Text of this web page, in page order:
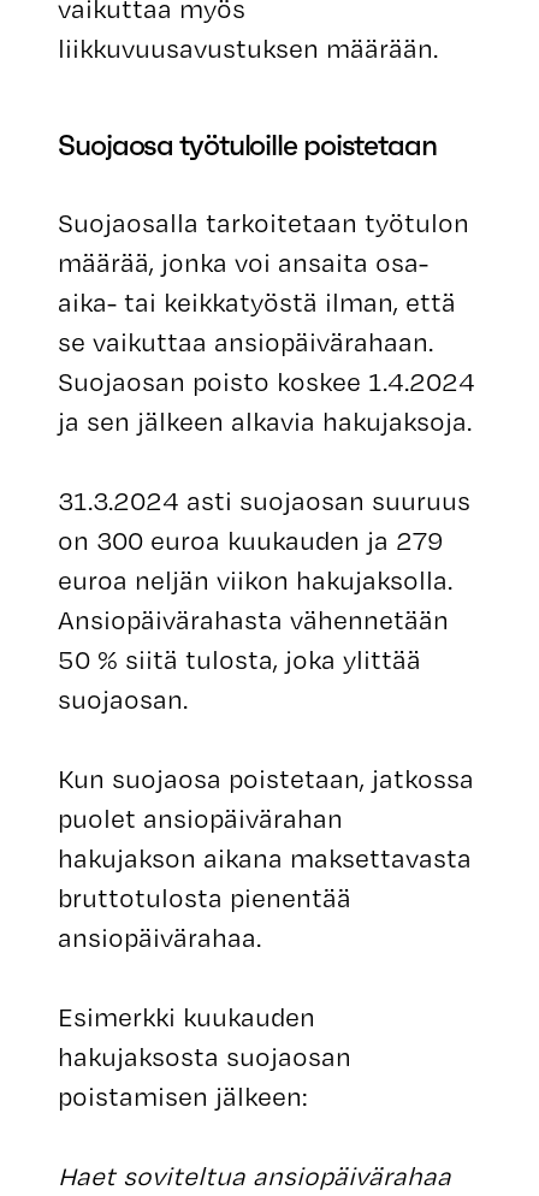
vaikuttaa myös
liikkuvuusavustuksen määrään.
Suojaosa työtuloille poistetaan
Suojaosalla tarkoitetaan työtulon
määrää, jonka voi ansaita osa-
aika- tai keikkatyöstä ilman, että
se vaikuttaa ansiopäivärahaan.
Suojaosan poisto koskee 1.4.2024
ja sen jälkeen alkavia hakujaksoja.
31.3.2024 asti suojaosan suuruus
on 300 euroa kuukauden ja 279
euroa neljän viikon hakujaksolla.
Ansiopäivärahasta vähennetään
50 % siitä tulosta, joka ylittää
suojaosan.
Kun suojaosa poistetaan, jatkossa
puolet ansiopäivärahan
hakujakson aikana maksettavasta
bruttotulosta pienentää
ansiopäivärahaa.
Esimerkki kuukauden
hakujaksosta suojaosan
poistamisen jälkeen:
Haet soviteltua ansiopäivärahaa